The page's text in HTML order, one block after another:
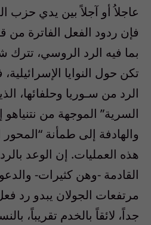
عاجلاُ أو آجلاً بين يدي حزب
فإن ردود الفعل الفاترة من
بما فيه الرد الروسي، تترك
تكن حول النوايا
الرد من سـوريا وحلفائها،
السرية” الموجهة من نتنياهو
والهادفة إلى طمأنة
هذه العمليات. إن الوعد
القادمة -وهن كثيرات-
مرتفعات الجولان يبدو رد
جداً، لائقاً بالخدم تقريباً،